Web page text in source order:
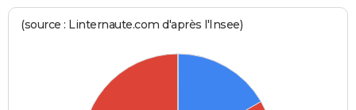
(source : Linternaute.com d'après l'Insee)